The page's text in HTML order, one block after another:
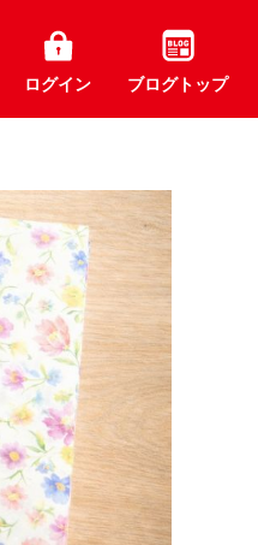
ログイン ブログトップ